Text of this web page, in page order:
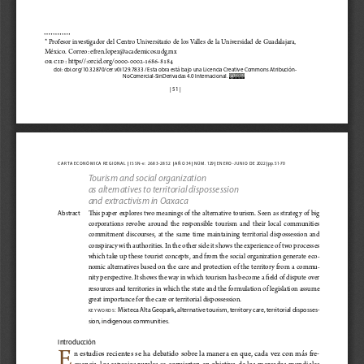
* Profesor  investigador  del  Centro  Universitario  de  los  Valles  de  la  Universidad  de  Guadalajara
México .  Correo: efren.lopez@academicos.udg.mx
ORCID: https//:orcid.org/0000-0002-1686-8184
doi: doi.org/10.32870/cer.v0i129.7833 / Esta obra está bajo una Licencia Creative Commons Atribución-
NoComercial-SinDerivadas 4.0 Internacional.
| 51 |
carta económica regional | issn-e: 2683-2852 | a ñ o   34 | n ú m .   129 | enero-JUnio de 2022 | pp. 51-70
Tourism and social organization
as alternatives to territorial dispossession
and extractivism in Oaxaca
Abstract
This  paper  explores  two  meanings  of  the  alternative  tourism.  Seen  as  strategy  of  big
corporations  revolve  around  the  responsible  tourism  and  their  local  communities
commitment  discourses,  at  the  same  time  maintaining  territorial  dispossession  and
conspiracy with authorities. In the other side it shows the experience of two processes
which take up these tourist concepts, and from the social organization generate eco
nomic  alternatives  based  on  the  care  and  protection  of  the  territory  from  a  commu-
nity perspective. It shows the way in which tourism has become a field of dispute over
resources and territories in which the state and the formulation of legislation assume
great importance for the care or territorial dispossession.
k e y w o r d s: Mixteca Alta Geopark, alternative tourism, territory care, territorial disposses-
sion, indigenous communities.
Introducción
En  estudios  recientes  se  ha  debatido  sobre  la  manera  en  que,  cada  vez  con  más  fre-